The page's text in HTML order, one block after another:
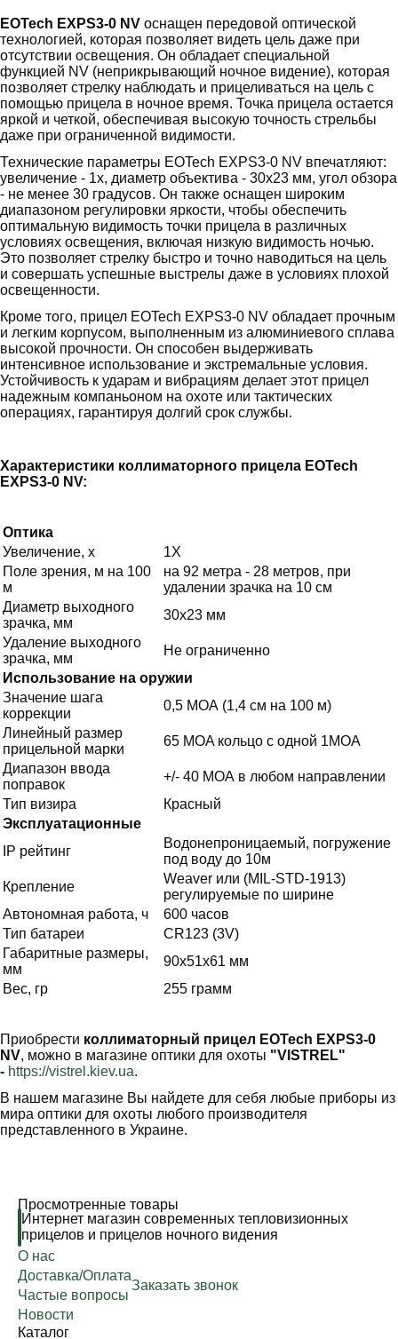
EOTech EXPS3-0 NV оснащен передовой оптической
технологией, которая позволяет видеть цель даже при
отсутствии освещения. Он обладает специальной
функцией NV (неприкрывающий ночное видение), которая
позволяет стрелку наблюдать и прицеливаться на цель с
помощью прицела в ночное время. Точка прицела остается
яркой и четкой, обеспечивая высокую точность стрельбы
даже при ограниченной видимости.
Технические параметры EOTech EXPS3-0 NV впечатляют:
увеличение - 1x, диаметр объектива - 30х23 мм, угол обзора
- не менее 30 градусов. Он также оснащен широким
диапазоном регулировки яркости, чтобы обеспечить
оптимальную видимость точки прицела в различных
условиях освещения, включая низкую видимость ночью.
Это позволяет стрелку быстро и точно наводиться на цель
и совершать успешные выстрелы даже в условиях плохой
освещенности.
Кроме того, прицел EOTech EXPS3-0 NV обладает прочным
и легким корпусом, выполненным из алюминиевого сплава
высокой прочности. Он способен выдерживать
интенсивное использование и экстремальные условия.
Устойчивость к ударам и вибрациям делает этот прицел
надежным компаньоном на охоте или тактических
операциях, гарантируя долгий срок службы.
Характеристики коллиматорного прицела EOTech
EXPS3-0 NV:
Оптика
Увеличение, х
1X
Поле зрения, м на 100
м
на 92 метра - 28 метров, при
удалении зрачка на 10 см
Диаметр выходного
зрачка, мм
30х23 мм
Удаление выходного
зрачка, мм
Не ограниченно
Использование на оружии
Значение шага
коррекции
0,5 МОА (1,4 см на 100 м)
Линейный размер
прицельной марки
65 MOA кольцо с одной 1MOA
Диапазон ввода
поправок
+/- 40 МОА в любом направлении
Тип визира
Красный
Эксплуатационные
IP рейтинг
Водонепроницаемый, погружение
под воду до 10м
Крепление
Weaver или (MIL-STD-1913)
регулируемые по ширине
Автономная работа, ч
600 часов
Тип батареи
CR123 (3V)
Габаритные размеры,
мм
90х51х61 мм
Вес, гр
255 грамм
Приобрести коллиматорный прицел EOTech EXPS3-0
NV, можно в магазине оптики для охоты "VISTREL"
- https://vistrel.kiev.ua.
В нашем магазине Вы найдете для себя любые приборы из
мира оптики для охоты любого производителя
представленного в Украине.
Просмотренные товары
Интернет магазин современных тепловизионных
прицелов и прицелов ночного видения
О нас
Доставка/Оплата
Частые вопросы
Новости
Заказать звонок
Каталог